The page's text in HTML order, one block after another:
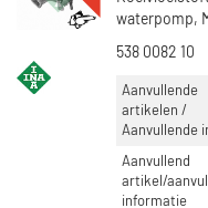
waterpomp,
538 0082 10
Aanvullende
artikelen /
Aanvullende
Aanvullend
artikel/
informatie